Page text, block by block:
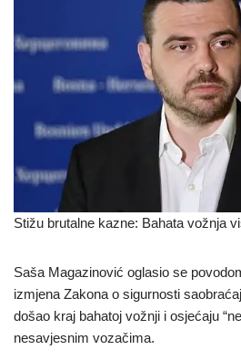
Stižu brutalne kazne: Bahata vožnja
Saša Magazinović oglasio se
izmjena Zakona o sigurnosti
došao kraj bahatoj vožnji i osjećaju
nesavjesnim vozačima.